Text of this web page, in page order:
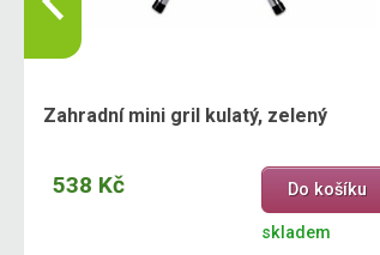
Zahradní mini gril kulatý, zelený
538 Kč Do košíku
skladem